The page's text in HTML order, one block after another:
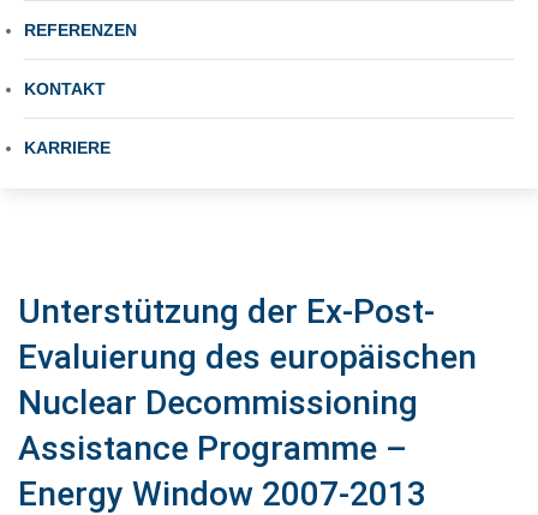
REFERENZEN
KONTAKT
KARRIERE
Unterstützung der Ex-Post-
Evaluierung des europäischen
Nuclear Decommissioning
Assistance Programme –
Energy Window 2007-2013